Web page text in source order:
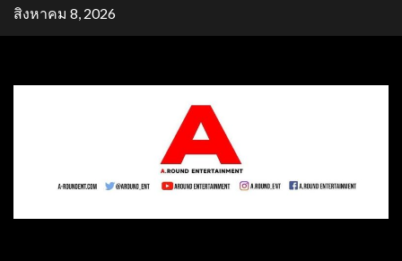
Skipสิงหาคม 8, 2026